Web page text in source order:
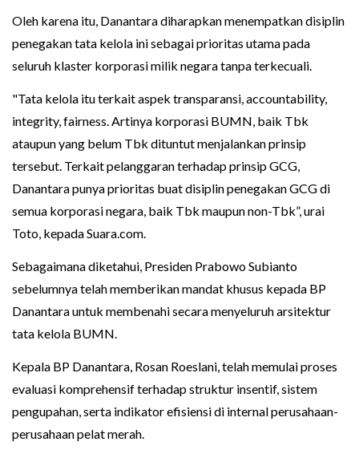
Oleh karena itu, Danantara diharapkan menempatkan disiplin
penegakan tata kelola ini sebagai prioritas utama pada
seluruh klaster korporasi milik negara tanpa terkecuali.
"Tata kelola itu terkait aspek transparansi, accountability,
integrity, fairness. Artinya korporasi BUMN, baik Tbk
ataupun yang belum Tbk dituntut menjalankan prinsip
tersebut. Terkait pelanggaran terhadap prinsip GCG,
Danantara punya prioritas buat disiplin penegakan GCG di
semua korporasi negara, baik Tbk maupun non-Tbk”, urai
Toto, kepada Suara.com.
Sebagaimana diketahui, Presiden Prabowo Subianto
sebelumnya telah memberikan mandat khusus kepada BP
Danantara untuk membenahi secara menyeluruh arsitektur
tata kelola BUMN.
Kepala BP Danantara, Rosan Roeslani, telah memulai proses
evaluasi komprehensif terhadap struktur insentif, sistem
pengupahan, serta indikator efisiensi di internal perusahaan-
perusahaan pelat merah.